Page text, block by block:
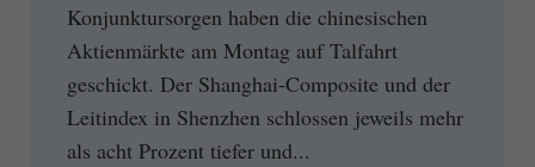
Konjunktursorgen haben die chinesischen
Aktienmärkte am Montag auf Talfahrt
geschickt. Der Shanghai-Composite und der
Leitindex in Shenzhen schlossen jeweils mehr
als acht Prozent tiefer und...